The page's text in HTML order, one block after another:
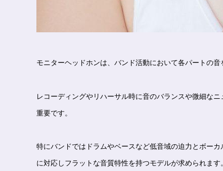
モニターヘッドホンは、バンド活動において各パートの
レコーディングやリハーサル時に音のバランスや微細な
重要です。
特にバンドではドラムやベースなど低音域の迫力とボー
に対応しフラットな音質特性を持つモデルが求められます。